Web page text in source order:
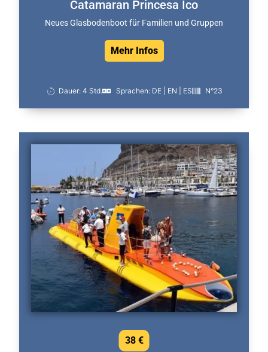
Catamaran Princesa Ico
Neues Glasbodenboot für Familien und Gruppen
Mehr Infos
Dauer: 4 Std. Sprachen: DE | EN | ES N°23
38 €